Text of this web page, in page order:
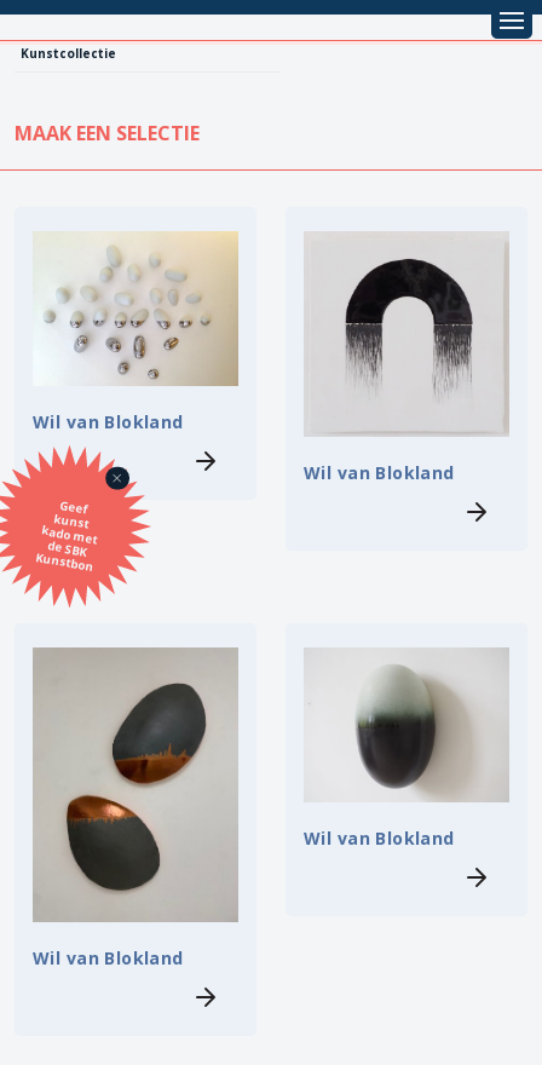
Kunstcollectie
Geef
kunst
kado met
de SBK
Kunstbon
MAAK EEN SELECTIE
KUNSTCOLLECTIE
Vestiging
Onderwerp
Techniek
Kunstenaar
Zoeken
Wil van Blokland
Wil van Blokland
Wil van Blokland
Wil van Blokland